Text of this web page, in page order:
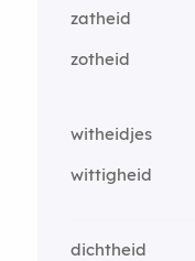
zatheid
zotheid
witheidjes
wittigheid
dichtheid